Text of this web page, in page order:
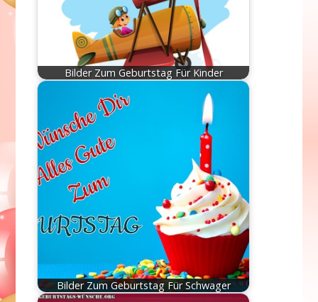
Bilder Zum Geburtstag Für Kinder
Bilder Zum Geburtstag Für Schwager